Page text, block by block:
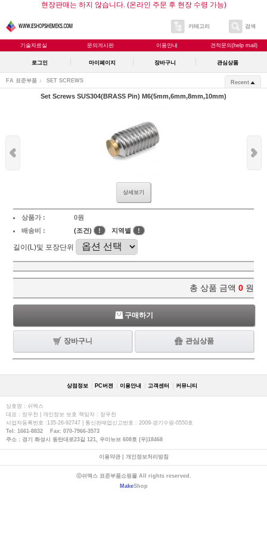
현장판매는 하지 않습니다. (온라인 주문 후 현장 수령 가능)
카테고리 검색
기술자료실 문의게시판 이용안내 견적문의(help mail)
로그인 마이페이지 장바구니 관심상품
FA 표준부품 SET SCREWS Recent
Set Screws SUS304(BRASS Pin) M6(5mm,6mm,8mm,10mm)
상세보기
상품가 :
0원
배송비 :
(조건) ! 지역별 !
길이(L)및 포장단위
총 상품 금액 0 원
구매하기
장바구니 관심상품
상점정보 PC버젼 이용안내 고객센터 커뮤니티
상호명 : 쉬멕스
대표 : 장우천 | 개인정보 보호 책임자 : 장우천
사업자등록번호 :135-26-92747 | 통신판매업신고번호 : 2009-경기수원-0550호
Tel: 1661-8832 Fax: 070-7966-3573
주소 : 경기 화성시 동탄대로23길 121, 우미뉴브 608호 (우)18468
이용약관| 개인정보처리방침
ⓒ쉬멕스 표준부품쇼핑몰 All rights reserved.
MakeShop